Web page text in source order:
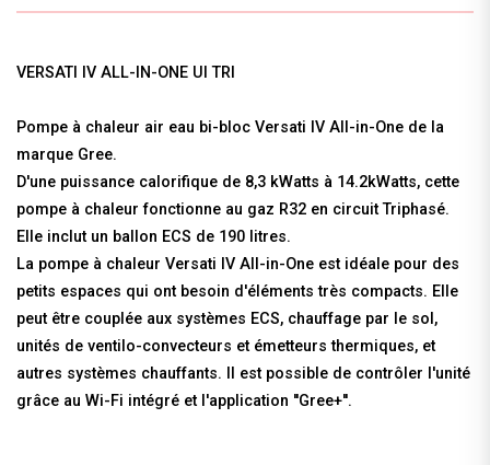
VERSATI IV ALL-IN-ONE UI TRI
Pompe à chaleur air eau bi-bloc Versati IV All-in-One de la
marque Gree.
D'une puissance calorifique de 8,3 kWatts à 14.2kWatts, cette
pompe à chaleur fonctionne au gaz R32 en circuit Triphasé.
Elle inclut un ballon ECS de 190 litres.
La pompe à chaleur Versati IV All-in-One est idéale pour des
petits espaces qui ont besoin d'éléments très compacts. Elle
peut être couplée aux systèmes ECS, chauffage par le sol,
unités de ventilo-convecteurs et émetteurs thermiques, et
autres systèmes chauffants. Il est possible de contrôler l'unité
grâce au Wi-Fi intégré et l'application ''Gree+''.